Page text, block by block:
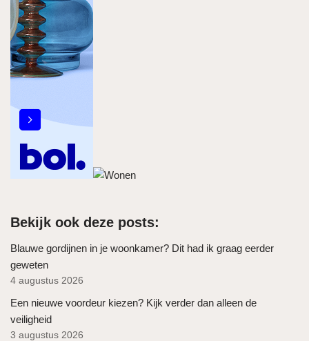
Bekijk ook deze posts:
Blauwe gordijnen in je woonkamer? Dit had ik graag eerder
geweten
4 augustus 2026
Een nieuwe voordeur kiezen? Kijk verder dan alleen de
veiligheid
3 augustus 2026